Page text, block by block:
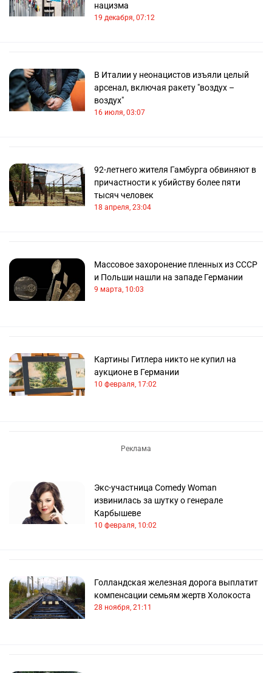
нацизма
19 декабря, 07:12
В Италии у неонацистов изъяли целый
арсенал, включая ракету "воздух –
воздух"
16 июля, 03:07
92-летнего жителя Гамбурга обвиняют в
причастности к убийству более пяти
тысяч человек
18 апреля, 23:04
Массовое захоронение пленных из СССР
и Польши нашли на западе Германии
9 марта, 10:03
Картины Гитлера никто не купил на
аукционе в Германии
10 февраля, 17:02
Экс-участница Comedy Woman
извинилась за шутку о генерале
Карбышеве
10 февраля, 10:02
Голландская железная дорога выплатит
компенсации семьям жертв Холокоста
28 ноября, 21:11